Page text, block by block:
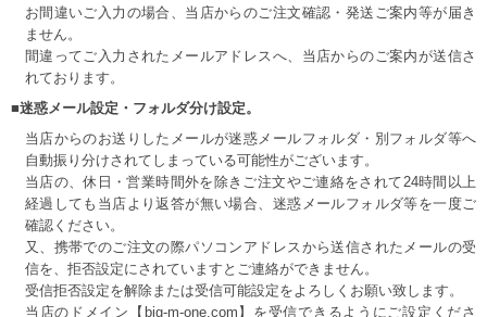
お間違いご入力の場合、当店からのご注文確認・発送ご案内等が届き
ません。
間違ってご入力されたメールアドレスへ、当店からのご案内が送信さ
れております。
■迷惑メール設定・フォルダ分け設定。
当店からのお送りしたメールが迷惑メールフォルダ・別フォルダ等へ
自動振り分けされてしまっている可能性がございます。
当店の、休日・営業時間外を除きご注文やご連絡をされて24時間以上
経過しても当店より返答が無い場合、迷惑メールフォルダ等を一度ご
確認ください。
又、携帯でのご注文の際パソコンアドレスから送信されたメールの受
信を、拒否設定にされていますとご連絡ができません。
受信拒否設定を解除または受信可能設定をよろしくお願い致します。
当店のドメイン【big-m-one.com】を受信できるようにご設定くださ